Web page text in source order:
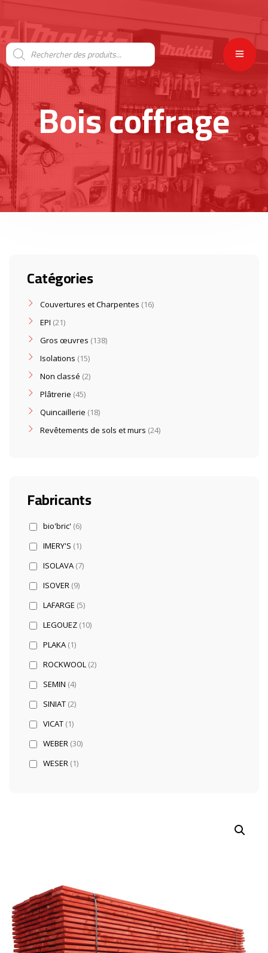
Bois coffrage
Catégories
Couvertures et Charpentes 16
EPI 21
Gros œuvres 138
Isolations 15
Non classé 2
Plâtrerie 45
Quincaillerie 18
Revêtements de sols et murs 24
Fabricants
bio'bric' (6)
IMERY'S (1)
ISOLAVA (7)
ISOVER (9)
LAFARGE (5)
LEGOUEZ (10)
PLAKA (1)
ROCKWOOL (2)
SEMIN (4)
SINIAT (2)
VICAT (1)
WEBER (30)
WESER (1)